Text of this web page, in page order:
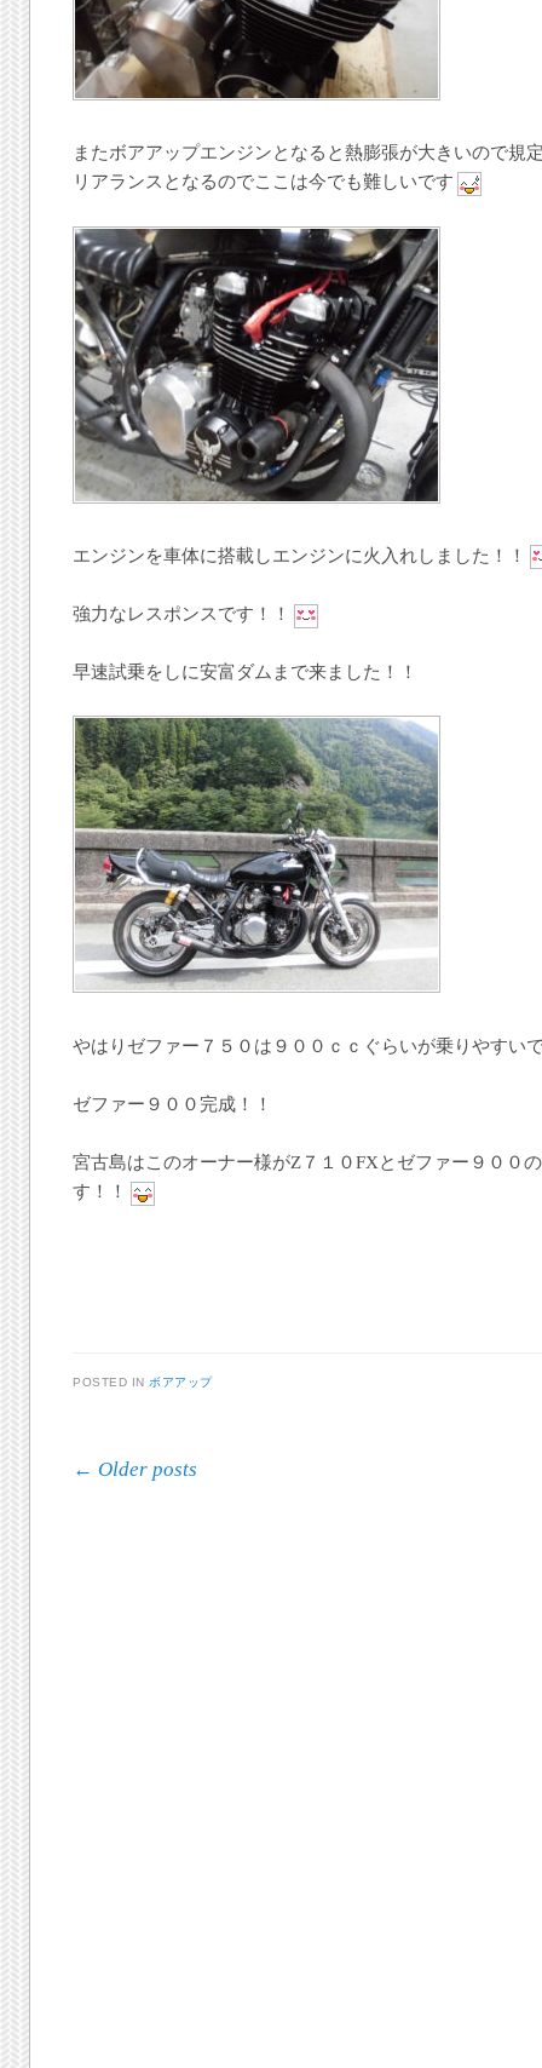
またボアアップエンジンとなると熱膨張が大きいので規
リアランスとなるのでここは今でも難しいです
エンジンを車体に搭載しエンジンに火入れしました！！
強力なレスポンスです！！
早速試乗をしに安富ダムまで来ました！！
やはりゼファー７５０は９００ｃｃぐらいが乗りやすい
ゼファー９００完成！！
宮古島はこのオーナー様がZ７１０FXとゼファー９００
す！！
POSTED IN ボアアップ
Post navigation
← Older posts